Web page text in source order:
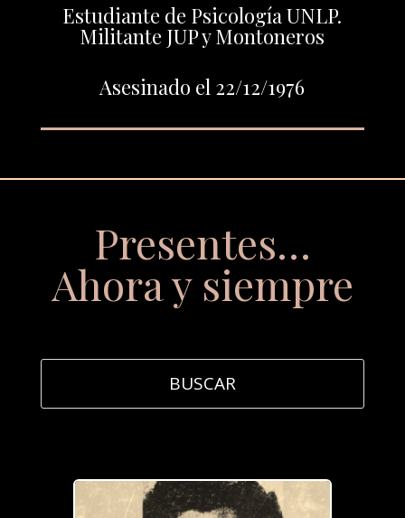
Estudiante de Psicología UNLP.
Militante JUP y Montoneros
Asesinado el 22/12/1976
Presentes…
Ahora y siempre